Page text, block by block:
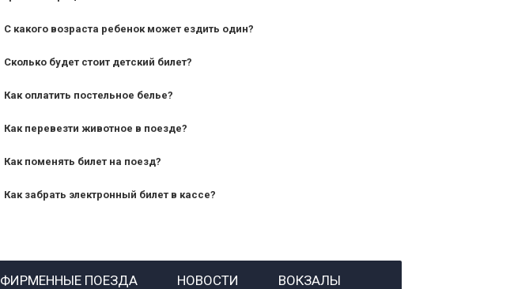
С какого возраста ребенок может ездить один?
для поездов дальнего следования — от 10 лет и старше;
Сколько будет стоит детский билет?
Как оплатить постельное белье?
Как перевезти животное в поезде?
Как поменять билет на поезд?
Как забрать электронный билет в кассе?
назвав кассиру 14-значный номер заказа;
ФИРМЕННЫЕ ПОЕЗДА НОВОСТИ ВОКЗАЛЫ